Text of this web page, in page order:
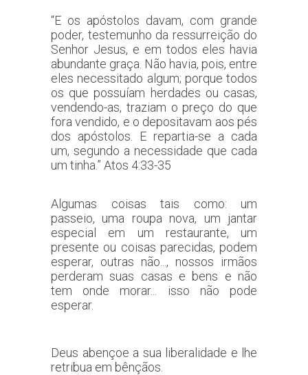
“E os apóstolos davam, com grande
poder, testemunho da ressurreição do
Senhor Jesus, e em todos eles havia
abundante graça. Não havia, pois, entre
eles necessitado algum; porque todos
os que possuíam herdades ou casas,
vendendo-as, traziam o preço do que
fora vendido, e o depositavam aos pés
dos apóstolos. E repartia-se a cada
um, segundo a necessidade que cada
um tinha.” Atos 4:33-35
Algumas coisas tais como: um
passeio, uma roupa nova, um jantar
especial em um restaurante, um
presente ou coisas parecidas, podem
esperar, outras não..., nossos irmãos
perderam suas casas e bens e não
tem onde morar... isso não pode
esperar.
Deus abençoe a sua liberalidade e lhe
retribua em bênçãos.